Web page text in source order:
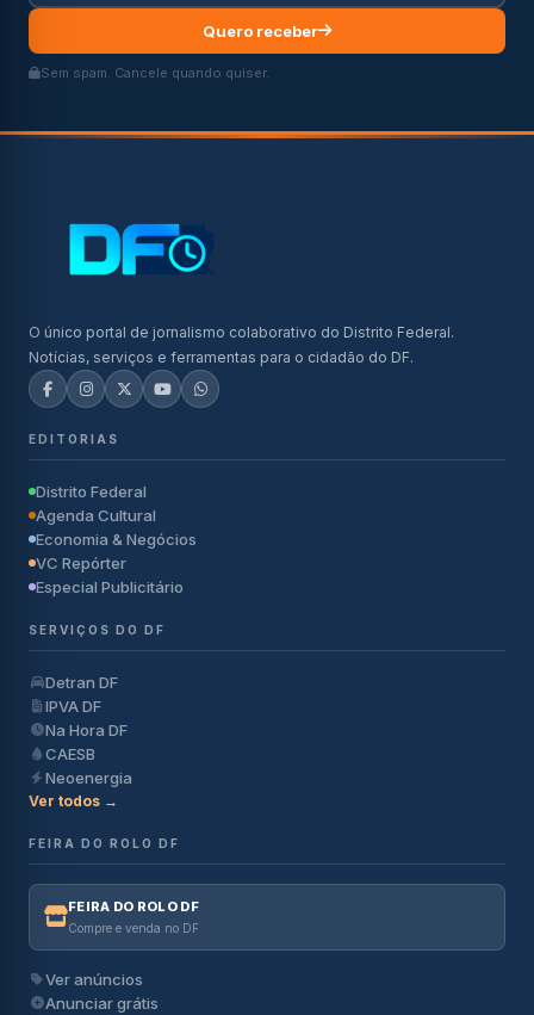
Quero receber
Sem spam. Cancele quando quiser.
O único portal de jornalismo colaborativo do Distrito Federal.
Notícias, serviços e ferramentas para o cidadão do DF.
EDITORIAS
Distrito Federal
Agenda Cultural
Economia & Negócios
VC Repórter
Especial Publicitário
SERVIÇOS DO DF
Detran DF
IPVA DF
Na Hora DF
CAESB
Neoenergia
Ver todos →
FEIRA DO ROLO DF
FEIRA DO ROLO DF
Compre e venda no DF
Ver anúncios
Anunciar grátis